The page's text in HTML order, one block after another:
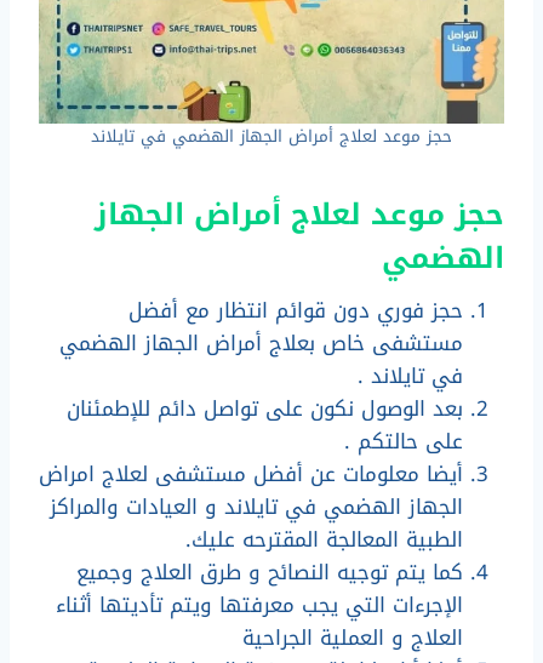
حجز موعد لعلاج أمراض الجهاز الهضمي في تايلاند
حجز موعد لعلاج أمراض الجهاز
الهضمي
حجز فوري دون قوائم انتظار مع أفضل
مستشفى خاص بعلاج أمراض الجهاز الهضمي
في تايلاند .
بعد الوصول نكون على تواصل دائم للإطمئنان
على حالتكم .
أيضا معلومات عن أفضل مستشفى لعلاج امراض
الجهاز الهضمي في تايلاند و العيادات والمراكز
الطبية المعالجة المقترحه عليك.
كما يتم توجيه النصائح و طرق العلاج وجميع
الإجرءات التي يجب معرفتها ويتم تأديتها أثناء
العلاج و العملية الجراحية